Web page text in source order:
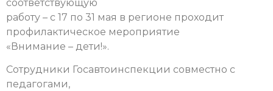
соответствующую
работу – с 17 по 31 мая в регионе проходит
профилактическое мероприятие
«Внимание – дети!».
Сотрудники Госавтоинспекции совместно с
педагогами,